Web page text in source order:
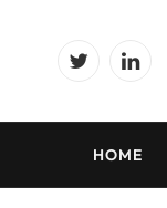
Twitter
HOME